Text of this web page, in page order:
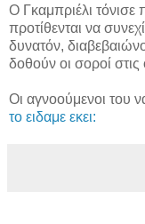
Ο Γκαμπριέλι τόνισε
προτίθενται να
δυνατόν,
δοθούν οι σοροί στις
Οι αγνοούμενοι του
το ειδαμε εκει: